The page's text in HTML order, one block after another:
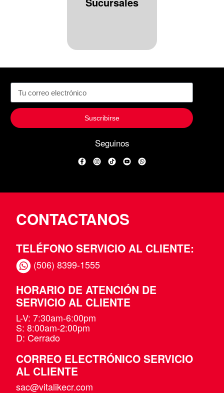
Suscribirse
Seguinos
FacebookInstagram
TikTokYouTubeWhatsApp
CONTACTANOS
TELÉFONO SERVICIO AL CLIENTE:
(506) 8399-1555
HORARIO DE ATENCIÓN DE
SERVICIO AL CLIENTE
L-V: 7:30am-6:00pm
S: 8:00am-2:00pm
D: Cerrado
CORREO ELECTRÓNICO SERVICIO
AL CLIENTE
sac@vitalikecr.com